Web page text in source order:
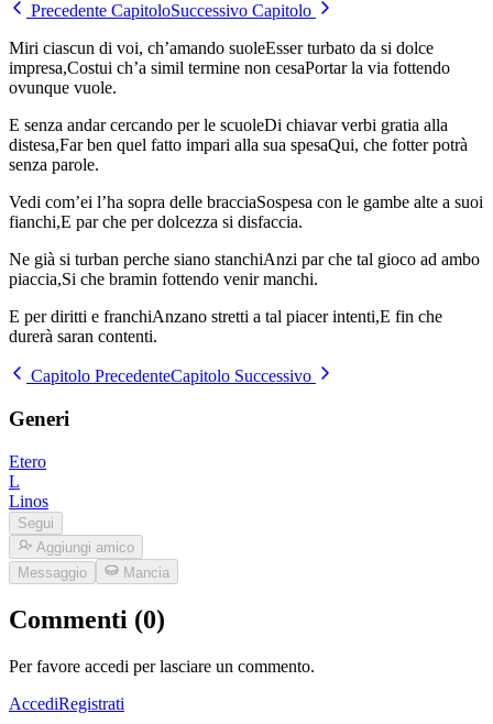
Precedente CapitoloSuccessivo Capitolo
Miri ciascun di voi, ch’amando suoleEsser turbato da si dolce
impresa,Costui ch’a simil termine non cesaPortar la via fottendo
ovunque vuole.
E senza andar cercando per le scuoleDi chiavar verbi gratia alla
distesa,Far ben quel fatto impari alla sua spesaQui, che fotter potrà
senza parole.
Vedi com’ei l’ha sopra delle bracciaSospesa con le gambe alte a suoi
fianchi,E par che per dolcezza si disfaccia.
Ne già si turban perche siano stanchiAnzi par che tal gioco ad ambo
piaccia,Si che bramin fottendo venir manchi.
E per diritti e franchiAnzano stretti a tal piacer intenti,E fin che
durerà saran contenti.
Capitolo PrecedenteCapitolo Successivo
Generi
Etero
L
Linos
Segui
Aggiungi amico
Messaggio
Mancia
Commenti (0)
Per favore accedi per lasciare un commento.
AccediRegistrati